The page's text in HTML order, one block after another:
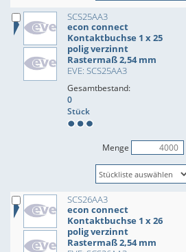
SCS25AA3
econ connect
Kontaktbuchse 1 x 25
polig verzinnt
Rastermaß 2,54 mm
EVE: SCS25AA3
Gesamtbestand:
0
Stück
Menge
SCS26AA3
econ connect
Kontaktbuchse 1 x 26
polig verzinnt
Rastermaß 2,54 mm